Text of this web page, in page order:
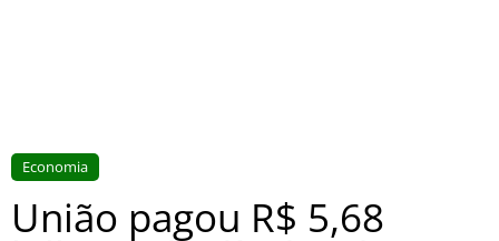
Economia
União pagou R$ 5,68